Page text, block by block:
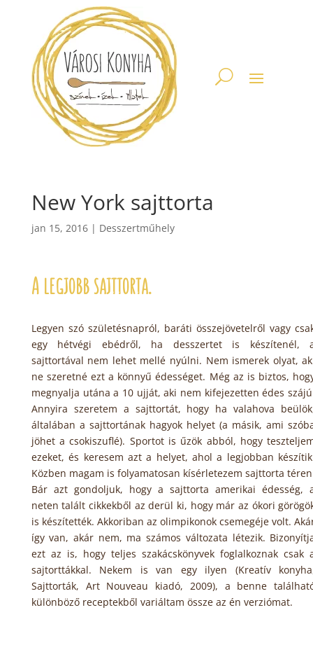
New York sajttorta
jan 15, 2016| Desszertműhely
A legjobb sajttorta.
Legyen szó születésnapról, baráti összejövetelről vagy
egy hétvégi ebédről, ha desszertet is készítenél,
sajttortával nem lehet mellé nyúlni. Nem ismerek olyat,
ne szeretné ezt a könnyű édességet. Még az is biztos,
megnyalja utána a 10 ujját, aki nem kifejezetten édes
Annyira szeretem a sajttortát, hogy ha valahova
általában a sajttortának hagyok helyet (a másik, ami
jöhet a csokiszuflé). Sportot is űzök abból, hogy
ezeket, és keresem azt a helyet, ahol a legjobban
Közben magam is folyamatosan kísérletezem sajttorta
Bár azt gondoljuk, hogy a sajttorta amerikai édesség,
neten talált cikkekből az derül ki, hogy már az ókori
is készítették. Akkoriban az olimpikonok csemegéje volt.
így van, akár nem, ma számos változata létezik.
ezt az is, hogy teljes szakácskönyvek foglalkoznak csak
sajtorttákkal. Nekem is van egy ilyen (Kreatív
Sajttorták, Art Nouveau kiadó, 2009), a benne
különböző receptekből variáltam össze az én verziómat.